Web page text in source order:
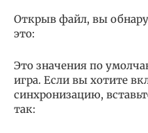
Открыв файл, вы
это:
Это значения по
игра. Если вы хотите
синхронизацию,
так: